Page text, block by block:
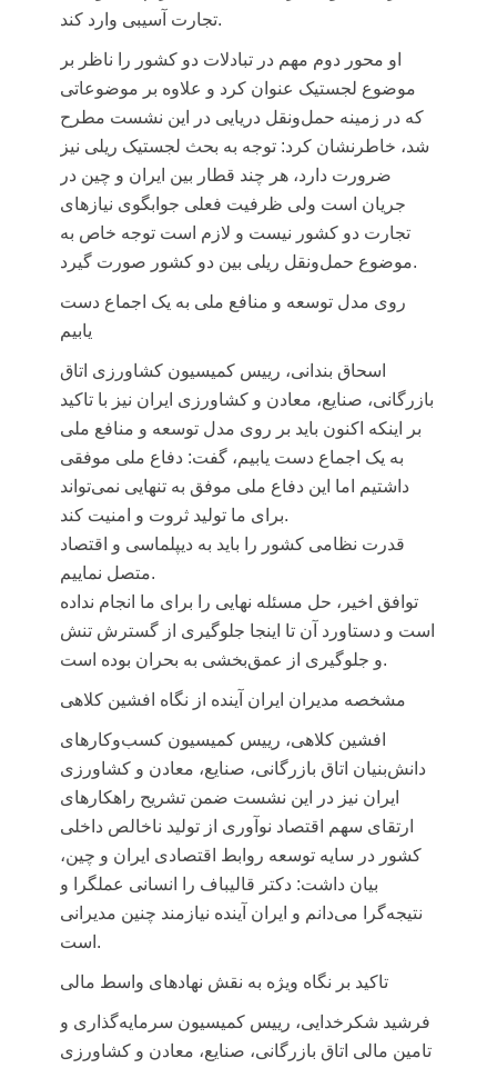
تجارت آسیبی وارد کند.
او محور دوم مهم در تبادلات دو کشور را ناظر بر
موضوع لجستیک عنوان کرد و علاوه بر موضوعاتی
که در زمینه حمل‌ونقل دریایی در این نشست مطرح
شد، خاطرنشان کرد: توجه به بحث لجستیک ریلی نیز
ضرورت دارد، هر چند قطار بین ایران و چین در
جریان است ولی ظرفیت فعلی جوابگوی نیازهای
تجارت دو کشور نیست و لازم است توجه خاص به
موضوع حمل‌ونقل ریلی بین دو کشور صورت گیرد.
روی مدل توسعه و منافع ملی به یک اجماع دست
یابیم
اسحاق بندانی، رییس کمیسیون کشاورزی اتاق
بازرگانی، صنایع، معادن و کشاورزی ایران نیز با تاکید
بر اینکه اکنون باید بر روی مدل توسعه و منافع ملی
به یک اجماع دست یابیم، گفت: دفاع ملی موفقی
داشتیم اما این دفاع ملی موفق به تنهایی نمی‌تواند
برای ما تولید ثروت و امنیت کند.
قدرت نظامی کشور را باید به دیپلماسی و اقتصاد
متصل نماییم.
توافق اخیر، حل مسئله نهایی را برای ما انجام نداده
است و دستاورد آن تا اینجا جلوگیری از گسترش تنش
و جلوگیری از عمق‌بخشی به بحران بوده است.
مشخصه مدیران ایران آینده از نگاه افشین کلاهی
افشین کلاهی، رییس کمیسیون کسب‌وکارهای
دانش‌بنیان اتاق بازرگانی، صنایع، معادن و کشاورزی
ایران نیز در این نشست ضمن تشریح راهکارهای
ارتقای سهم اقتصاد نوآوری از تولید ناخالص داخلی
کشور در سایه توسعه روابط اقتصادی ایران و چین،
بیان داشت: دکتر قالیباف را انسانی عملگرا و
نتیجه‌گرا می‌دانم و ایران آینده نیازمند چنین مدیرانی
است.
تاکید بر نگاه ویژه به نقش نهادهای واسط مالی
فرشید شکرخدایی، رییس کمیسیون سرمایه‌گذاری و
تامین مالی اتاق بازرگانی، صنایع، معادن و کشاورزی